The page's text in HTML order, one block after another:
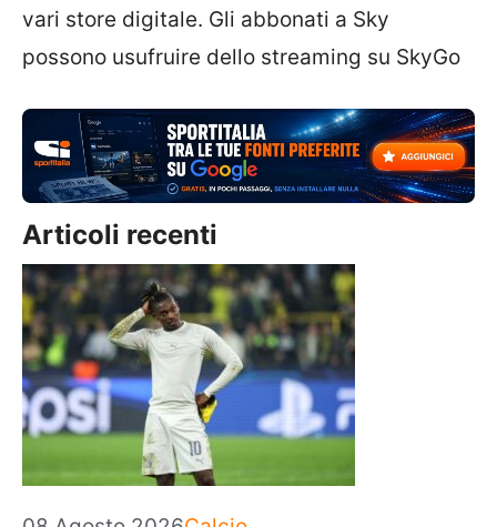
vari store digitale. Gli abbonati a Sky
possono usufruire dello streaming su SkyGo
Articoli recenti